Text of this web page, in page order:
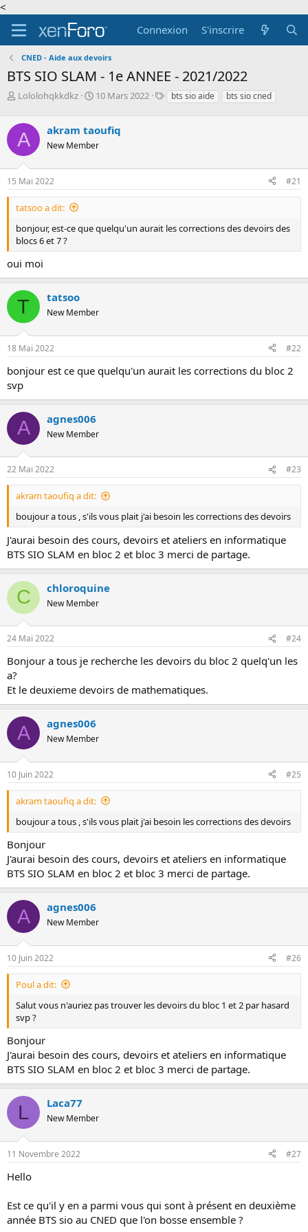
<
Connexion
S'inscrire
CNED - Aide aux devoirs
BTS SIO SLAM - 1e ANNEE - 2021/2022
A
e
u
r
d
e
l
a
i
s
c
u
s
s
i
o
n
Lololohqkkdkz
D
e
d
d
b
10 Mars 2022
Tbts sio aide bts sio cned
A akram taoufiq
New Member
15 Mai 2022 #21
tatsoo a dit:
bonjour, est-ce que quelqu'un aurait les corrections des devoirs des
blocs 6 et 7 ?
oui moi
T tatsoo
New Member
18 Mai 2022 #22
bonjour est ce que quelqu'un aurait les corrections du bloc 2
svp
A agnes006
New Member
22 Mai 2022 #23
akram taoufiq a dit:
boujour a tous , s'ils vous plait j'ai besoin les corrections des devoirs
J'aurai besoin des cours, devoirs et ateliers en informatique
BTS SIO SLAM en bloc 2 et bloc 3 merci de partage.
C chloroquine
New Member
24 Mai 2022 #24
Bonjour a tous je recherche les devoirs du bloc 2 quelq'un les
a?
Et le deuxieme devoirs de mathematiques.
A agnes006
New Member
10 Juin 2022 #25
akram taoufiq a dit:
boujour a tous , s'ils vous plait j'ai besoin les corrections des devoirs
Bonjour
J'aurai besoin des cours, devoirs et ateliers en informatique
BTS SIO SLAM en bloc 2 et bloc 3 merci de partage.
A agnes006
New Member
10 Juin 2022 #26
Poul a dit:
Salut vous n'auriez pas trouver les devoirs du bloc 1 et 2 par hasard
svp ?
Bonjour
J'aurai besoin des cours, devoirs et ateliers en informatique
BTS SIO SLAM en bloc 2 et bloc 3 merci de partage.
L Laca77
New Member
11 Novembre 2022 #27
Hello
Est ce qu'il y en a parmi vous qui sont à présent en deuxième
année BTS sio au CNED que l'on bosse ensemble ?